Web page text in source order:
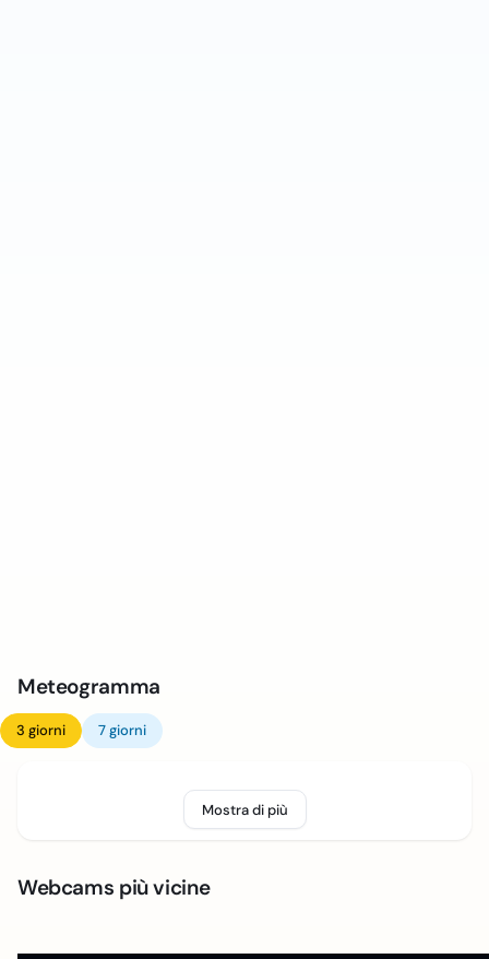
Meteogramma
3 giorni 7 giorni
Mostra di più
Webcams più vicine